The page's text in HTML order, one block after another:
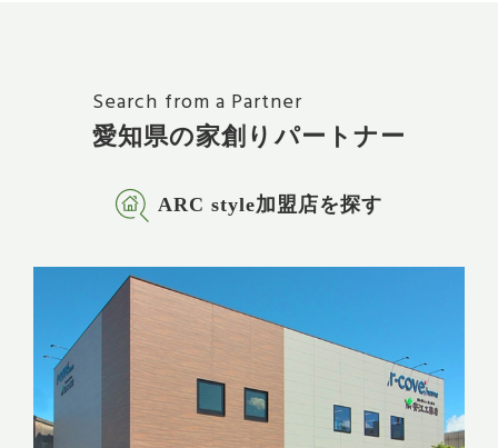
Search from a Partner
愛知県の家創りパートナー
ARC style加盟店を探す